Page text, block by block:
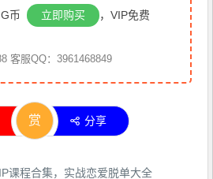
G币 立即购买 ，VIP免费
客服微信是：siwa30888 客服QQ：3961468849
赏 分享